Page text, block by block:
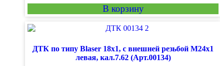
В корзину
ДТК по типу Blaser 18х1, с внешней резьбой М24х1
левая, кал.7.62 (Арт.00134)